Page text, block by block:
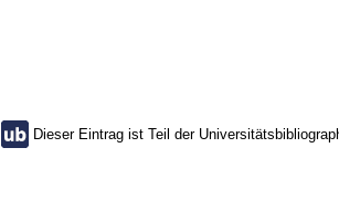
Dieser Eintrag ist Teil der